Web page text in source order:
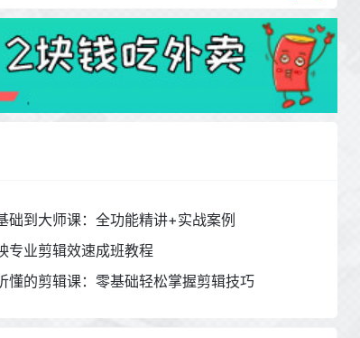
础到大师课：全功能精讲+实战案例
专业剪辑效速成班教程
懂的剪辑课：零基础轻松掌握剪辑技巧